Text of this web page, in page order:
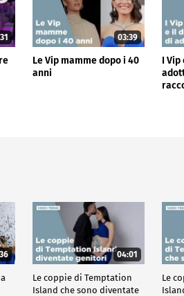
03:39
Le Vip mamme dopo i 40
anni
I
04:01
Le coppie di Temptation
Island che sono diventate
Le